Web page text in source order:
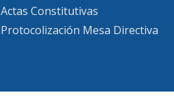
Actas Constitutivas
Protocolización Mesa Directiva